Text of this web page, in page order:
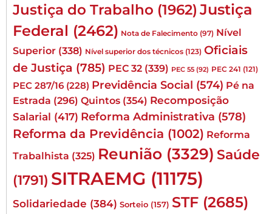
Justiça do Trabalho (1962) Justiça
Federal (2462) Nota de Falecimento (97) Nível
Superior (338) Nível superior dos técnicos (123) Oficiais
de Justiça (785) PEC 32 (339) PEC 55 (92) PEC 241 (121)
PEC 287/16 (228) Previdência Social (574) Pé na
Estrada (296) Quintos (354) Recomposição
Salarial (417) Reforma Administrativa (578)
Reforma da Previdência (1002) Reforma
Trabalhista (325) Reunião (3329) Saúde
(1791) SITRAEMG (11175)
Solidariedade (384) Sorteio (157) STF (2685)